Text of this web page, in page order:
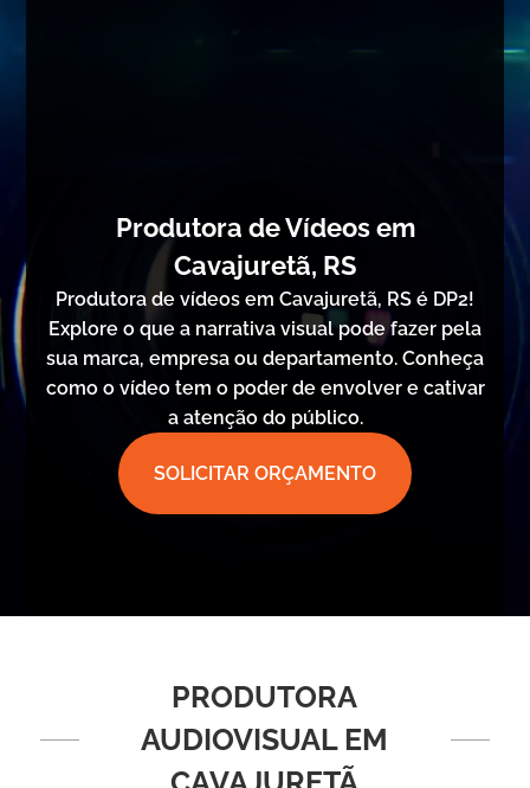
Produtora de Vídeos em
Cavajuretã, RS
Produtora de vídeos em Cavajuretã, RS é DP2!
Explore o que a narrativa visual pode fazer pela
sua marca, empresa ou departamento. Conheça
como o vídeo tem o poder de envolver e cativar
a atenção do público.
SOLICITAR ORÇAMENTO
PRODUTORA
AUDIOVISUAL EM